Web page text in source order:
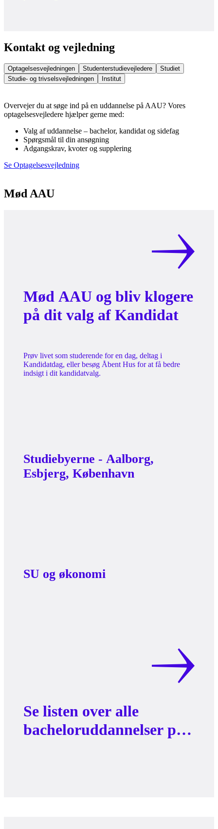
Kontakt og vejledning
Optagelsesvejledningen Studenterstudievejledere
Studiet
Studie- og trivselsvejledningen
Institut
Overvejer du at søge ind på en uddannelse på AAU? Vores
optagelsesvejledere hjælper gerne med:
Valg af uddannelse – bachelor, kandidat og sidefag
Spørgsmål til din ansøgning
Adgangskrav, kvoter og supplering
Se Optagelsesvejledning
Mød AAU
Mød AAU og bliv klogere
på dit valg af Kandidat
Prøv livet som studerende for en dag, deltag i
Kandidatdag, eller besøg Åbent Hus for at få bedre
indsigt i dit kandidatvalg.
Studiebyerne - Aalborg,
Esbjerg, København
SU og økonomi
Se listen over alle
bacheloruddannelser på